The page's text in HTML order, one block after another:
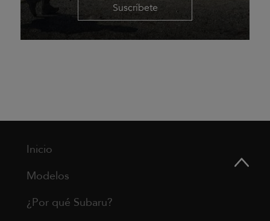
Suscríbete
Inicio
Modelos
¿Por qué Subaru?